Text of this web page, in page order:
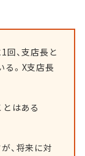
、支店長と
る。X支店長
はある
、将来に対